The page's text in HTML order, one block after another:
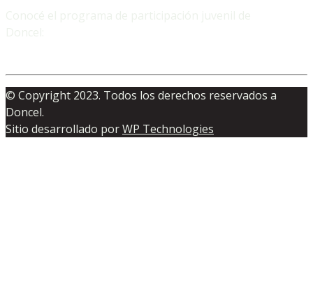
© Copyright 2023. Todos los derechos reservados a
Doncel.
Sitio desarrollado porWP Technologies